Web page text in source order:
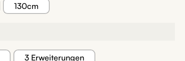
130cm
3 Erweiterungen